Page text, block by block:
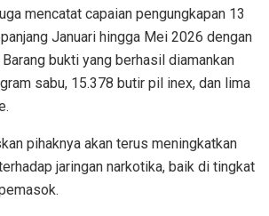
mencatat capaian pengungkapan 13
Januari hingga Mei 2026 dengan
bukti yang berhasil diamankan
sabu, 15.378 butir pil inex, dan lima
pihaknya akan terus meningkatkan
jaringan narkotika, baik di tingkat